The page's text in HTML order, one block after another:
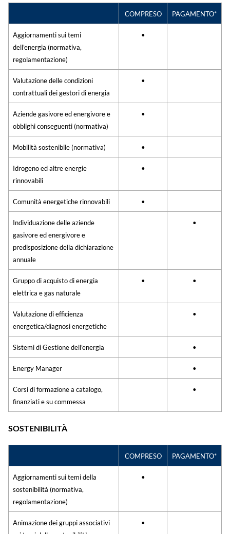
COMPRESO PAGAMENTO*
Aggiornamenti sui temi
dell’energia (normativa,
regolamentazione)
•
Valutazione delle condizioni
contrattuali dei gestori di energia
•
Aziende gasivore ed energivore e
obblighi conseguenti (normativa)
•
Mobilità sostenibile (normativa) •
Idrogeno ed altre energie
rinnovabili
•
Comunità energetiche rinnovabili •
Individuazione delle aziende
gasivore ed energivore e
predisposizione della dichiarazione
annuale
•
Gruppo di acquisto di energia
elettrica e gas naturale
• •
Valutazione di efficienza
energetica/diagnosi energetiche
•
Sistemi di Gestione dell’energia •
Energy Manager •
Corsi di formazione a catalogo,
finanziati e su commessa
•
SOSTENIBILITÀ
COMPRESO PAGAMENTO*
Aggiornamenti sui temi della
sostenibilità (normativa,
regolamentazione)
•
Animazione dei gruppi associativi
•